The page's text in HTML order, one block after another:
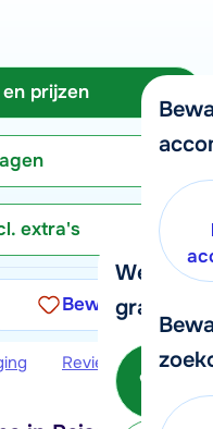
We
graag
Bel
prijzen
extra's
Bewaren
Reviews